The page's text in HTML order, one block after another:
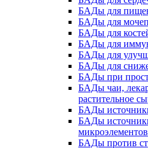
БАДы для
БАДы для
БАДы для
БАДы для
БАДы для
БАДы для
БАДы при
БАДы чаи,
растительное
БАДы
БАДы
микроэлементов
БАДы против